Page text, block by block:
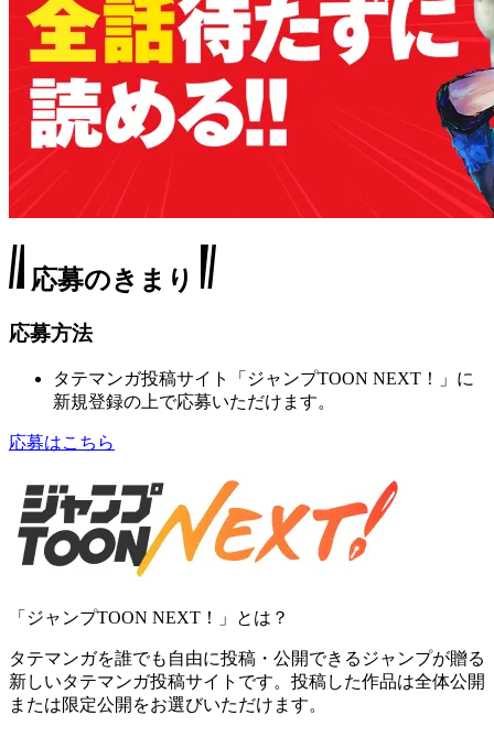
応募のきまり
応募方法
タテマンガ投稿サイト「ジャンプTOON NEXT！」に
新規登録の上で応募いただけます。
応募はこちら
「ジャンプTOON NEXT！」とは？
タテマンガを誰でも自由に投稿・公開できるジャンプが贈る
新しいタテマンガ投稿サイトです。投稿した作品は全体公開
または限定公開をお選びいただけます。